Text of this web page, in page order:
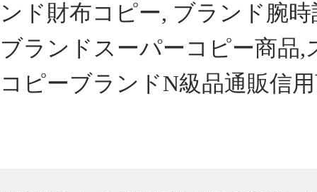
ンド財布コピー, ブランド腕
ブランドスーパーコピー商品
コピーブランドN級品通販信